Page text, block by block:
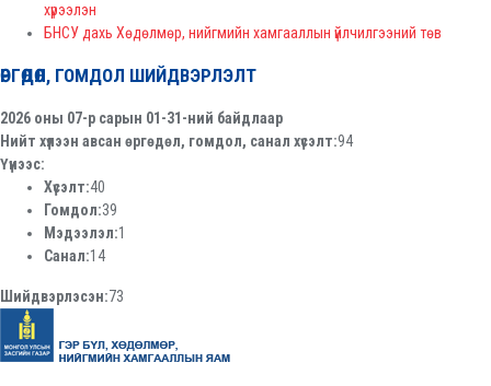
хүрээлэн
БНСУ дахь Хөдөлмөр, нийгмийн хамгааллын үйлчилгээний төв
ӨРГӨДӨЛ, ГОМДОЛ ШИЙДВЭРЛЭЛТ
2026 оны 07-р сарын 01-31-ний байдлаар
Нийт хүлээн авсан өргөдөл, гомдол, санал хүсэлт:94
Үүнээс:
Хүсэлт:40
Гомдол:39
Мэдээлэл:1
Санал:14
Шийдвэрлэсэн:73